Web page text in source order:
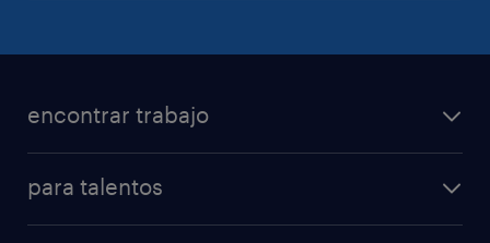
encontrar trabajo
mi randstad
para talentos